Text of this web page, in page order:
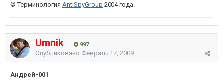
© Терминология AntiSpyGroup 2004 года.
Umnik 997
Опубликовано Февраль 17, 2009
Андрей-001